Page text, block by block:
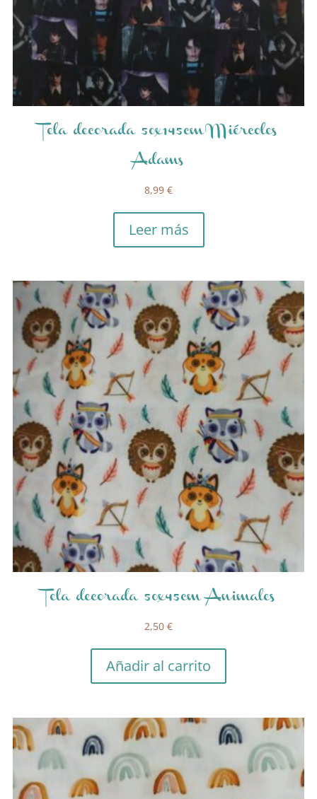
Tela decorada 50x145cm Miércoles
Adams
8,99 €
Leer más
Tela decorada 50x45cm Animales
2,50 €
Añadir al carrito